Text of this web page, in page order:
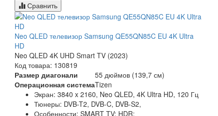
Сравнить
Neo QLED телевизор Samsung QE55QN85C EU 4K Ultra
HD
Neo QLED 4K UHD Smart TV (2023)
Код товара: 130819
Размер диагонали
55 дюймов (139,7 см)
Операционная системаTizen
Экран: 3840 x 2160, Neo QLED, 4K Ultra HD, 120 Гц
Тюнеры: DVB-T2, DVB-C, DVB-S2,
Особенности: SMART TV; HDR;